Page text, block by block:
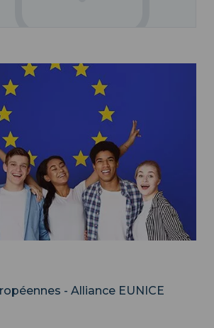
- Alliance EUNICE ">
- Alliance EUNICE